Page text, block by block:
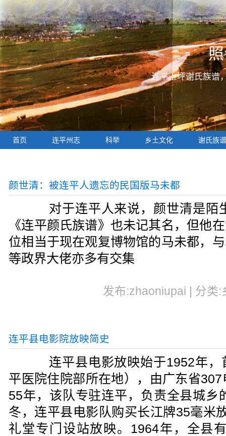
连平上坪谢氏族谱
首页 连平州志 科举 乡土文化 谢氏族谱
颜世清：被连平人遗忘的民国版马未都
对于连平人来说，颜世清是陌
《连平颜氏族谱》也未记其名，但他
位相当于现在观复博物馆的马未都，
等政界大佬亦多有交集
发布:zhaoniupai | 分类
连平县电影院放映简史
连平县电影放映始于1952年，
平医院住院部所在地），由广东省
55年，该队专驻连平，负责全县城乡
冬，连平县电影队购买长江牌35毫米
礼堂专门设站放映。1964年，全县